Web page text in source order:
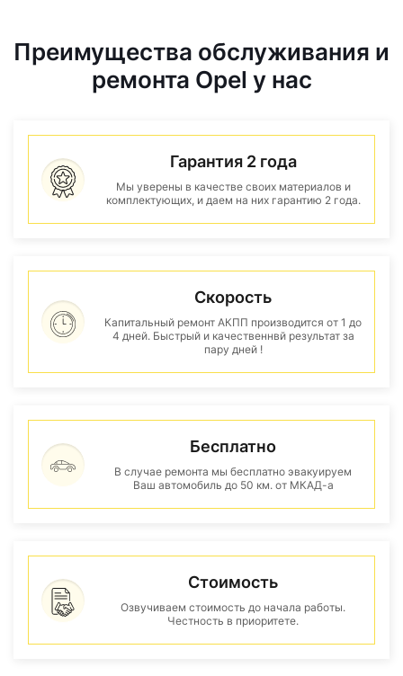
Преимущества обслуживания и
ремонта Opel у нас
Гарантия 2 года
Мы уверены в качестве своих материалов и
комплектующих, и даем на них гарантию 2 года.
Скорость
Капитальный ремонт АКПП производится от 1 до
4 дней. Быстрый и качественнвй результат за
пару дней !
Бесплатно
В случае ремонта мы бесплатно эвакуируем
Ваш автомобиль до 50 км. от МКАД-а
Стоимость
Озвучиваем стоимость до начала работы.
Честность в приоритете.